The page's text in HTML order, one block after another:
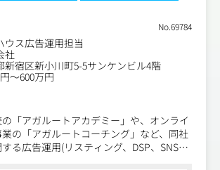
No.69784
ウス広告運用担当
社
新宿区新小川町5-5サンケンビル4階
～600万円
「アガルートアカデミー」や、オンライ
の「アガルートコーチング」など、同社
る広告運用(リスティング、DSP、SNS、